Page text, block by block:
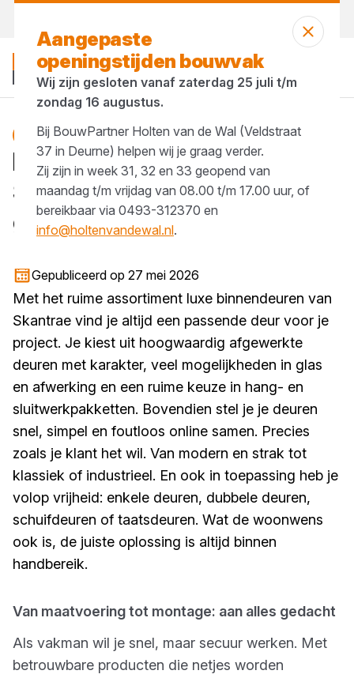
Blog
Luxe binnendeuren van
Skantrae: aan alles
gedacht voor de vakman
Gepubliceerd op 27 mei 2026
Met het ruime assortiment luxe binnendeuren van
Skantrae vind je altijd een passende deur voor je
project. Je kiest uit hoogwaardig afgewerkte
deuren met karakter, veel mogelijkheden in glas
en afwerking en een ruime keuze in hang- en
sluitwerkpakketten. Bovendien stel je je deuren
snel, simpel en foutloos online samen. Precies
zoals je klant het wil. Van modern en strak tot
klassiek of industrieel. En ook in toepassing heb je
volop vrijheid: enkele deuren, dubbele deuren,
schuifdeuren of taatsdeuren. Wat de woonwens
ook is, de juiste oplossing is altijd binnen
handbereik.
Van maatvoering tot montage: aan alles gedacht
Als vakman wil je snel, maar secuur werken. Met
betrouwbare producten die netjes worden
Aangepaste
openingstijden bouwvak
Wij zijn gesloten vanaf zaterdag 25 juli t/m
zondag 16 augustus.
Bij BouwPartner Holten van de Wal (Veldstraat
37 in Deurne) helpen wij je graag verder.
Zij zijn in week 31, 32 en 33 geopend van
maandag t/m vrijdag van 08.00 t/m 17.00 uur, of
bereikbaar via 0493-312370 en
info@holtenvandewal.nl.